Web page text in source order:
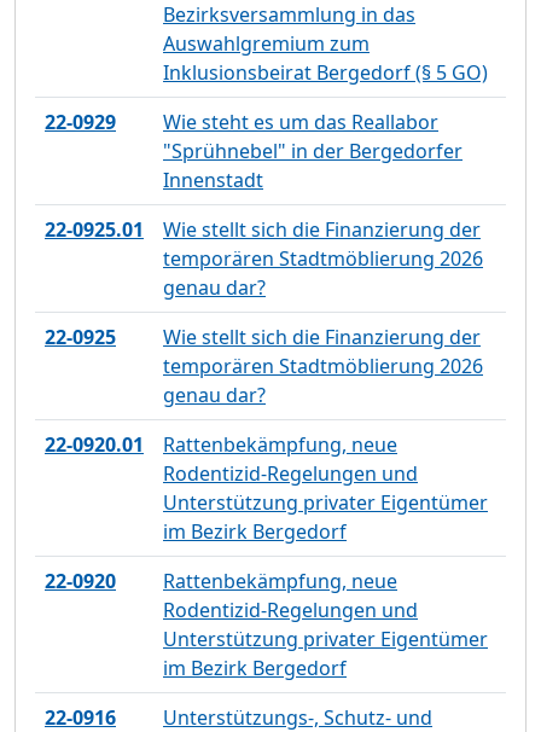
Bezirksversammlung in das
Auswahlgremium zum
Inklusionsbeirat Bergedorf (§ 5 GO)
22-0929
Wie steht es um das Reallabor
"Sprühnebel" in der Bergedorfer
Innenstadt
22-0925.01
Wie stellt sich die Finanzierung der
temporären Stadtmöblierung 2026
genau dar?
22-0925
Wie stellt sich die Finanzierung der
temporären Stadtmöblierung 2026
genau dar?
22-0920.01
Rattenbekämpfung, neue
Rodentizid-Regelungen und
Unterstützung privater Eigentümer
im Bezirk Bergedorf
22-0920
Rattenbekämpfung, neue
Rodentizid-Regelungen und
Unterstützung privater Eigentümer
im Bezirk Bergedorf
22-0916
Unterstützungs-, Schutz- und